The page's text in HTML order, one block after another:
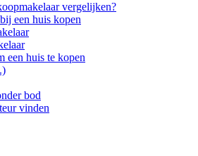
vergelijken?
een huis kopen
een huis te kopen
bod
vinden